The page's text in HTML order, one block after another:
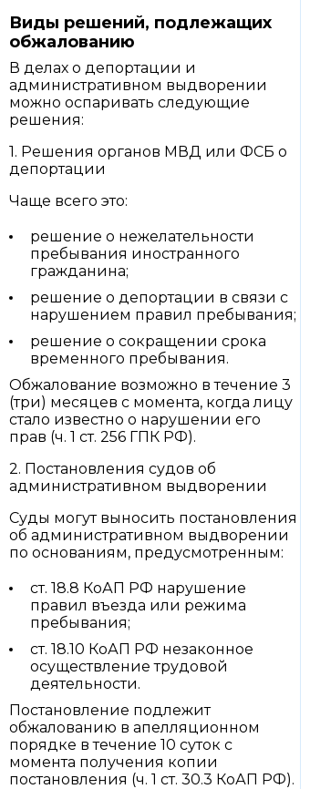
Виды решений, подлежащих
обжалованию
В делах о депортации и
административном выдворении
можно оспаривать следующие
решения:
1. Решения органов МВД или ФСБ о
депортации
Чаще всего это:
решение о нежелательности
пребывания иностранного
гражданина;
решение о депортации в связи с
нарушением правил пребывания;
решение о сокращении срока
временного пребывания.
Обжалование возможно в течение 3
(три) месяцев с момента, когда лицу
стало известно о нарушении его
прав (ч. 1 ст. 256 ГПК РФ).
2. Постановления судов об
административном выдворении
Суды могут выносить постановления
об административном выдворении
по основаниям, предусмотренным:
ст. 18.8 КоАП РФ нарушение
правил въезда или режима
пребывания;
ст. 18.10 КоАП РФ незаконное
осуществление трудовой
деятельности.
Постановление подлежит
обжалованию в апелляционном
порядке в течение 10 суток с
момента получения копии
постановления (ч. 1 ст. 30.3 КоАП РФ).